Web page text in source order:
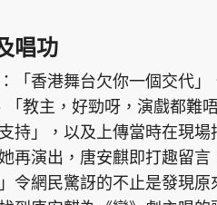
唱功
「香港舞台欠你一個交代」
「教主，好勁呀，演戲都難
持」，以及上傳當時在現場
再演出，唐安麒即打趣留
令網民驚訝的不止是發現原